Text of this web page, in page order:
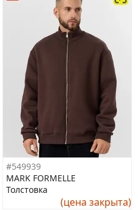
#549939
MARK FORMELLE
Толстовка
(цена закрыта)